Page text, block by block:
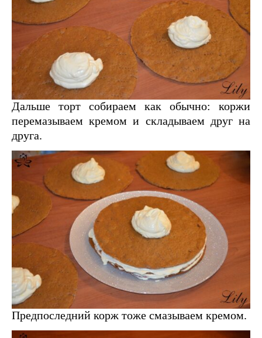
Дальше торт собираем как обычно: коржи
перемазываем кремом и складываем друг на
друга.
Предпоследний корж тоже смазываем кремом.